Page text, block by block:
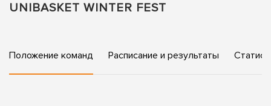
UNIBASKET WINTER FEST
Положение команд Расписание и результаты